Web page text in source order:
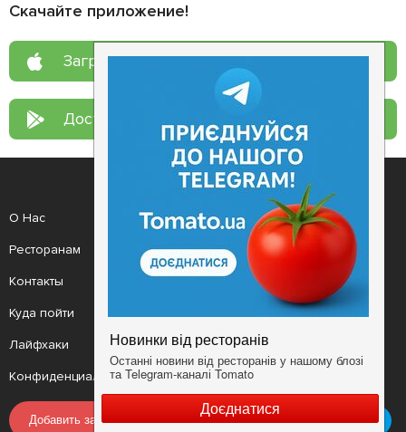
Скачайте приложение!
Загрузите в App Store
Доступно в Google Play
О Нас
Ресторанам
Контакты
Куда пойти
Лайфхаки
Конфиденциальность
Рецепт дня
Новости
Анонсы
Мобильное приложение
Условия
Добавить заведение